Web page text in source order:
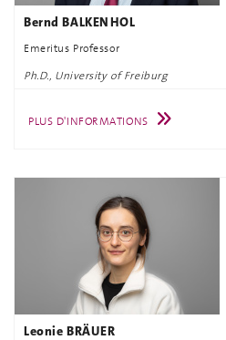
Bernd BALKENHOL
Emeritus Professor
Ph.D., University of Freiburg
PLUS D'INFORMATIONS
Leonie BRÄUER